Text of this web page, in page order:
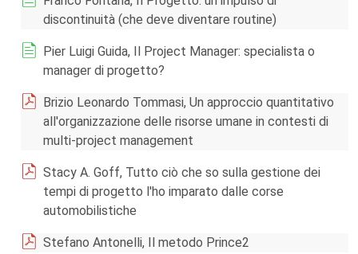
discontinuità (che deve diventare routine)
Pier Luigi Guida, Il Project Manager: specialista o
manager di progetto?
Brizio Leonardo Tommasi, Un approccio quantitativo
all'organizzazione delle risorse umane in contesti di
multi-project management
Stacy A. Goff, Tutto ciò che so sulla gestione dei
tempi di progetto l'ho imparato dalle corse
automobilistiche
Stefano Antonelli, Il metodo Prince2